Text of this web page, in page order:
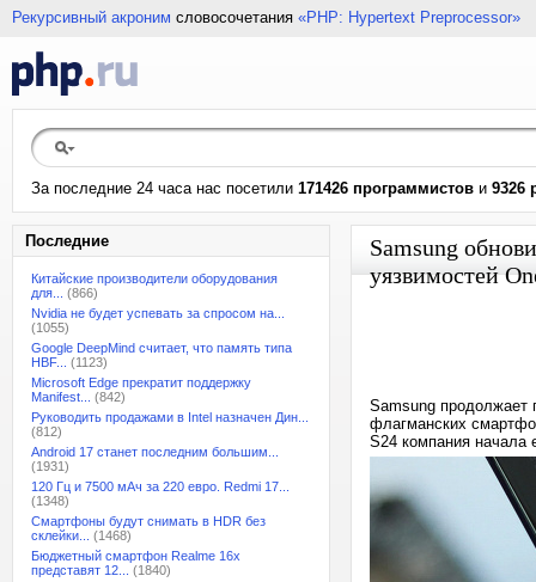
Рекурсивный акроним словосочетания «PHP: Hypertext Preprocessor»
За последние 24 часа нас посетили 171426 программистов и 9326
Последние
Китайские производители оборудования
для...
(866)
Nvidia не будет успевать за спросом на...
(1055)
Google DeepMind считает, что память типа
HBF...
(1123)
Microsoft Edge прекратит поддержку
Manifest...
(842)
Руководить продажами в Intel назначен Дин...
(812)
Android 17 станет последним большим...
(1931)
120 Гц и 7500 мАч за 220 евро. Redmi 17...
(1348)
Смартфоны будут снимать в HDR без
склейки...
(1468)
Бюджетный смартфон Realme 16x
представят 12...
(1840)
Samsung
уязвимостей
Samsung продолжает
флагманских
S24 компания начала